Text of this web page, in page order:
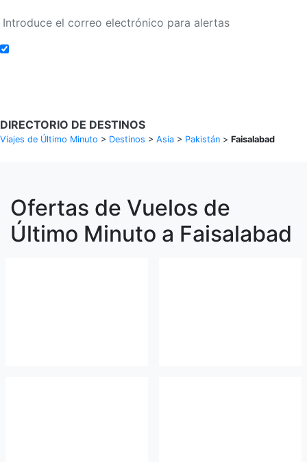
DIRECTORIO DE DESTINOS
Viajes de Último Minuto > Destinos > Asia > Pakistán > Faisalabad
Ofertas de Vuelos de
Último Minuto a Faisalabad